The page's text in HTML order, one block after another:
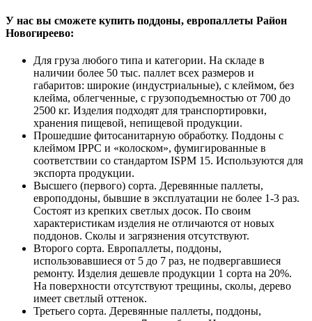
У нас вы сможете купить поддоны, европаллеты Район
Новогиреево:
Для груза любого типа и категории. На складе в
наличии более 50 тыс. паллет всех размеров и
габаритов: широкие (индустриальные), с клеймом, без
клейма, облегченные, с грузоподъемностью от 700 до
2500 кг. Изделия подходят для транспортировки,
хранения пищевой, непищевой продукции.
Прошедшие фитосанитарную обработку. Поддоны с
клеймом IPPC и «колоском», фумигированные в
соответствии со стандартом ISPM 15. Используются для
экспорта продукции.
Высшего (первого) сорта. Деревянные паллеты,
европоддоны, бывшие в эксплуатации не более 1-3 раз.
Состоят из крепких светлых досок. По своим
характеристикам изделия не отличаются от новых
поддонов. Сколы и загрязнения отсутствуют.
Второго сорта. Европаллеты, поддоны,
использовавшиеся от 5 до 7 раз, не подвергавшиеся
ремонту. Изделия дешевле продукции 1 сорта на 20%.
На поверхности отсутствуют трещины, сколы, дерево
имеет светлый оттенок.
Третьего сорта. Деревянные паллеты, поддоны,